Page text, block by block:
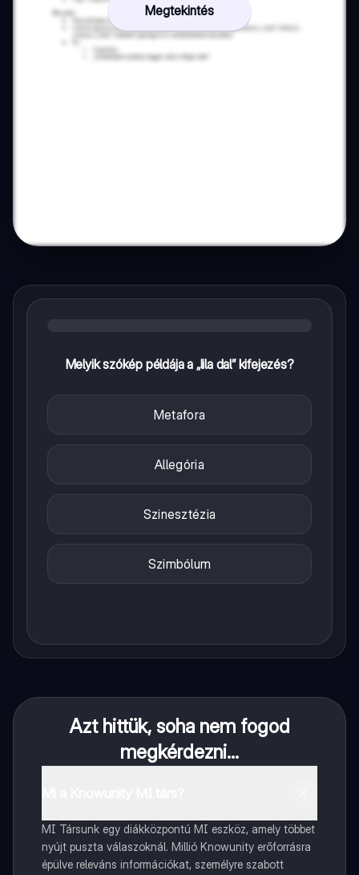
Megtekintés
Melyik szókép példája a „lila dal” kifejezés?
Metafora
Allegória
Szinesztézia
Szimbólum
Azt hittük, soha nem fogod
megkérdezni...
MI Társunk egy diákközpontú MI eszköz, amely többet
nyújt puszta válaszoknál. Millió Knowunity erőforrásra
épülve releváns információkat, személyre szabott